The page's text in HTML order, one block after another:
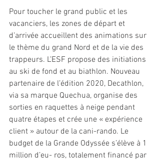
Pour toucher le grand public et les
vacanciers, les zones de départ et
d’arrivée accueillent des animations sur
le thème du grand Nord et de la vie des
trappeurs. L’ESF propose des initiations
au ski de fond et au biathlon. Nouveau
partenaire de l’édition 2020, Decathlon,
via sa marque Quechua, organise des
sorties en raquettes à neige pendant
quatre étapes et crée une « expérience
client » autour de la cani-rando. Le
budget de la Grande Odyssée s’élève à 1
million d’eu- ros, totalement financé par